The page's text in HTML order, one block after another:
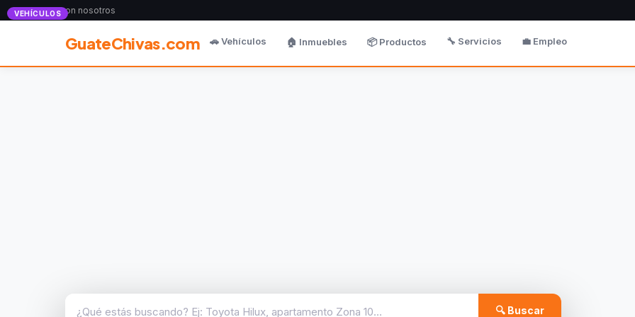
Anunciate con nosotros
GuateChivas.com 🚗 Vehículos 🏠 Inmuebles 📦 Productos 🔧 Servicios 💼 Empleo
🔍 Buscar
VEHÍCULOS